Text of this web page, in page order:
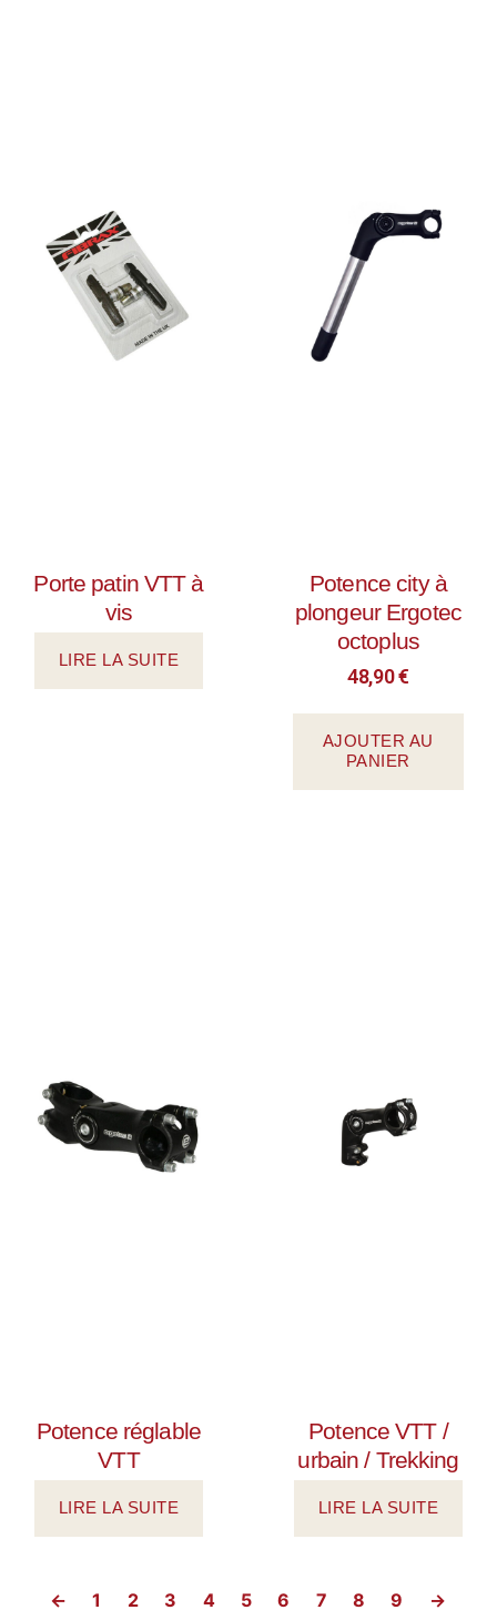
Porte patin VTT à
vis
LIRE LA SUITE
Potence city à
plongeur Ergotec
octoplus
48,90€
AJOUTER AU
PANIER
Potence réglable
VTT
LIRE LA SUITE
Potence VTT /
urbain / Trekking
LIRE LA SUITE
← 1 2 3 4 5 6 7 8 9 →